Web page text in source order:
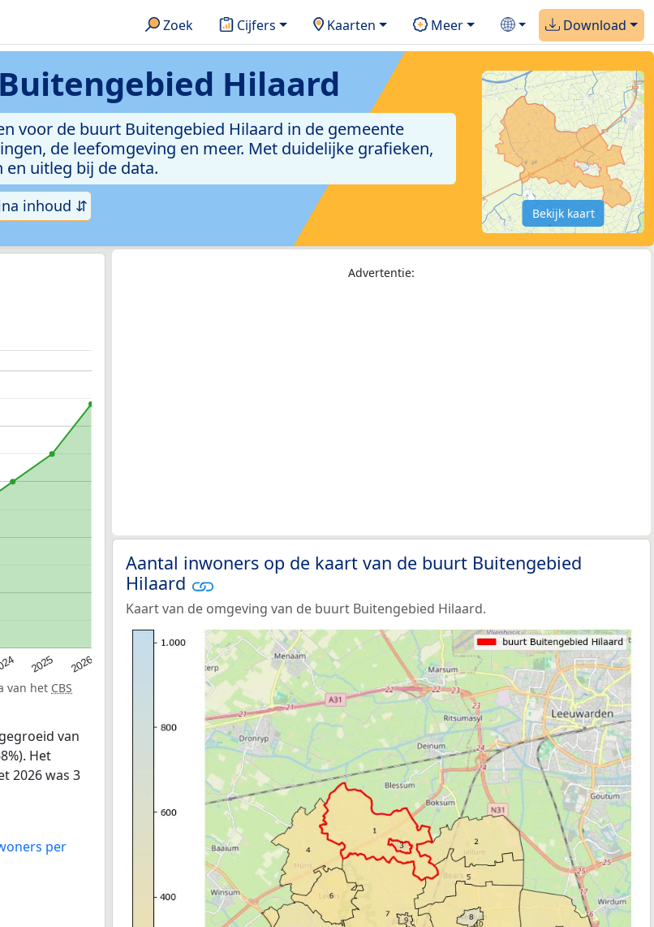
Zoek Cijfers Kaarten Meer Download
Hilaard
voor de buurt Buitengebied Hilaard in de gemeente
de leefomgeving en meer. Met duidelijke grafieken,
uitleg bij de data.
inhoud ⇵ Bekijk kaart
2025 2026
van het CBS
van
Het
2026 was 3
per
Advertentie:
Aantal inwoners op de kaart van de buurt Buitengebied
Hilaard
Kaart van de omgeving van de buurt Buitengebied Hilaard.